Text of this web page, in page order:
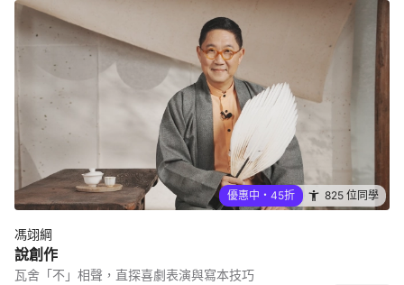
優惠中・45折 825 位同學
馮翊綱
說創作
瓦舍「不」相聲，直探喜劇表演與寫本技巧